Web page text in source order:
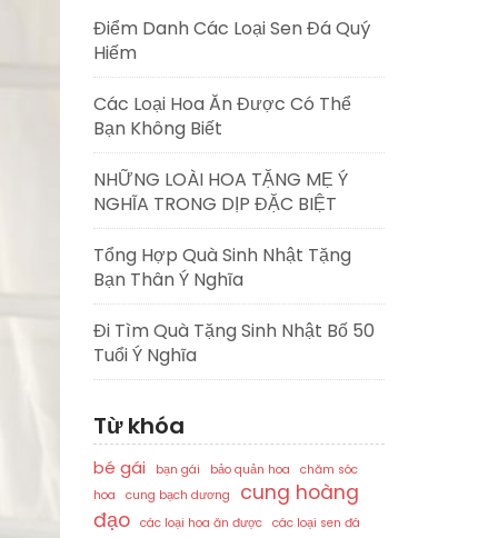
Điểm Danh Các Loại Sen Đá Quý
Hiếm
Các Loại Hoa Ăn Được Có Thể
Bạn Không Biết
NHỮNG LOÀI HOA TẶNG MẸ Ý
NGHĨA TRONG DỊP ĐẶC BIỆT
Tổng Hợp Quà Sinh Nhật Tặng
Bạn Thân Ý Nghĩa
Đi Tìm Quà Tặng Sinh Nhật Bố 50
Tuổi Ý Nghĩa
Từ khóa
bé gái bạn gái bảo quản hoa
chăm sóc
hoa
cung bạch dương
cung hoàng
đạo
các loại hoa ăn được
các loại sen đá